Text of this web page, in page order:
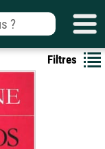
Filtres